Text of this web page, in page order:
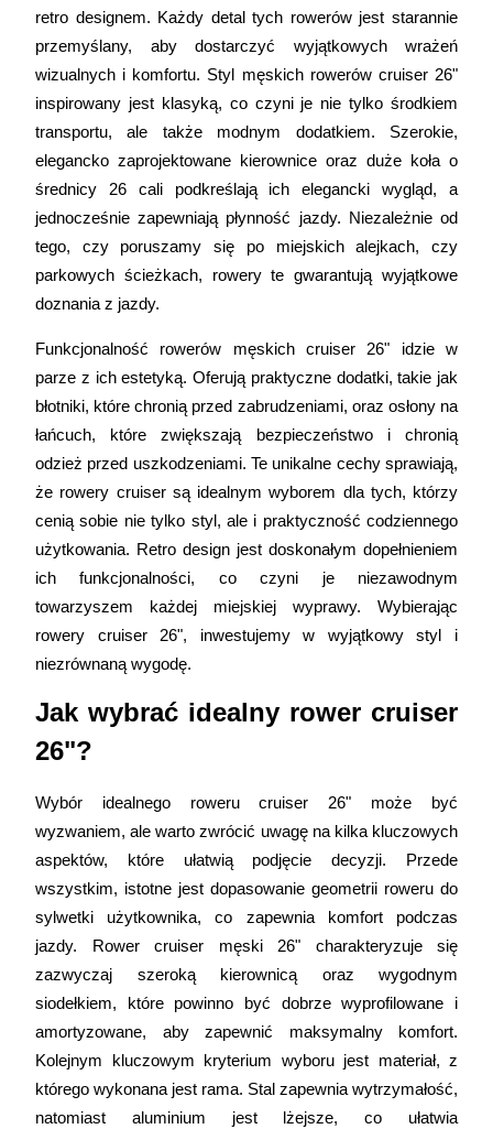
retro designem. Każdy detal tych rowerów jest starannie
przemyślany, aby dostarczyć wyjątkowych wrażeń
wizualnych i komfortu. Styl męskich rowerów cruiser 26"
inspirowany jest klasyką, co czyni je nie tylko środkiem
transportu, ale także modnym dodatkiem. Szerokie,
elegancko zaprojektowane kierownice oraz duże koła o
średnicy 26 cali podkreślają ich elegancki wygląd, a
jednocześnie zapewniają płynność jazdy. Niezależnie od
tego, czy poruszamy się po miejskich alejkach, czy
parkowych ścieżkach, rowery te gwarantują wyjątkowe
doznania z jazdy.
Funkcjonalność rowerów męskich cruiser 26" idzie w
parze z ich estetyką. Oferują praktyczne dodatki, takie jak
błotniki, które chronią przed zabrudzeniami, oraz osłony na
łańcuch, które zwiększają bezpieczeństwo i chronią
odzież przed uszkodzeniami. Te unikalne cechy sprawiają,
że rowery cruiser są idealnym wyborem dla tych, którzy
cenią sobie nie tylko styl, ale i praktyczność codziennego
użytkowania. Retro design jest doskonałym dopełnieniem
ich funkcjonalności, co czyni je niezawodnym
towarzyszem każdej miejskiej wyprawy. Wybierając
rowery cruiser 26", inwestujemy w wyjątkowy styl i
niezrównaną wygodę.
Jak wybrać idealny rower cruiser
26"?
Wybór idealnego roweru cruiser 26" może być
wyzwaniem, ale warto zwrócić uwagę na kilka kluczowych
aspektów, które ułatwią podjęcie decyzji. Przede
wszystkim, istotne jest dopasowanie geometrii roweru do
sylwetki użytkownika, co zapewnia komfort podczas
jazdy. Rower cruiser męski 26" charakteryzuje się
zazwyczaj szeroką kierownicą oraz wygodnym
siodełkiem, które powinno być dobrze wyprofilowane i
amortyzowane, aby zapewnić maksymalny komfort.
Kolejnym kluczowym kryterium wyboru jest materiał, z
którego wykonana jest rama. Stal zapewnia wytrzymałość,
natomiast aluminium jest lżejsze, co ułatwia